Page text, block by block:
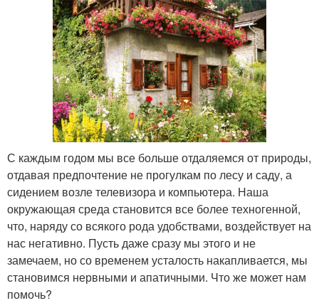
С каждым годом мы все больше отдаляемся от природы,
отдавая предпочтение не прогулкам по лесу и саду, а
сидением возле телевизора и компьютера. Наша
окружающая среда становится все более техногенной,
что, наряду со всякого рода удобствами, воздействует на
нас негативно. Пусть даже сразу мы этого и не
замечаем, но со временем усталость накапливается, мы
становимся нервными и апатичными. Что же может нам
помочь?